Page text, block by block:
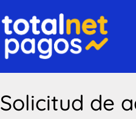
Solicitud de